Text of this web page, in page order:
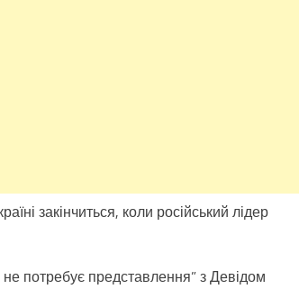
закінчиться, коли російський лідер
потребує представлення” з Девідом